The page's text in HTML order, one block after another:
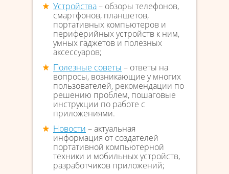
Устройства– обзоры телефонов,
смартфонов, планшетов,
портативных компьютеров и
периферийных устройств к ним,
умных гаджетов и полезных
аксессуаров;
Полезные советы – ответы на
вопросы, возникающие у многих
пользователей, рекомендации по
решению проблем, пошаговые
инструкции по работе с
приложениями.
Новости – актуальная
информация от создателей
портативной компьютерной
техники и мобильных устройств,
разработчиков приложений;